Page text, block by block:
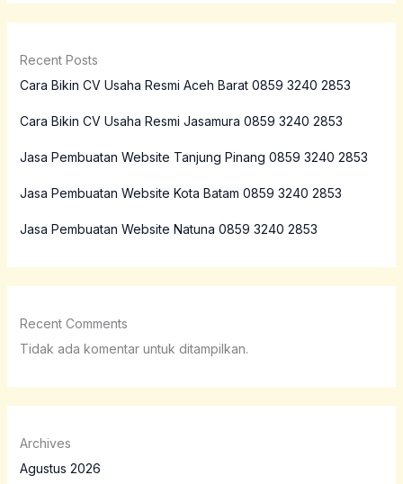
Recent Posts
Cara Bikin CV Usaha Resmi Aceh Barat 0859 3240 2853
Cara Bikin CV Usaha Resmi Jasamura 0859 3240 2853
Jasa Pembuatan Website Tanjung Pinang 0859 3240 2853
Jasa Pembuatan Website Kota Batam 0859 3240 2853
Jasa Pembuatan Website Natuna 0859 3240 2853
Recent Comments
Tidak ada komentar untuk ditampilkan.
Archives
Agustus 2026